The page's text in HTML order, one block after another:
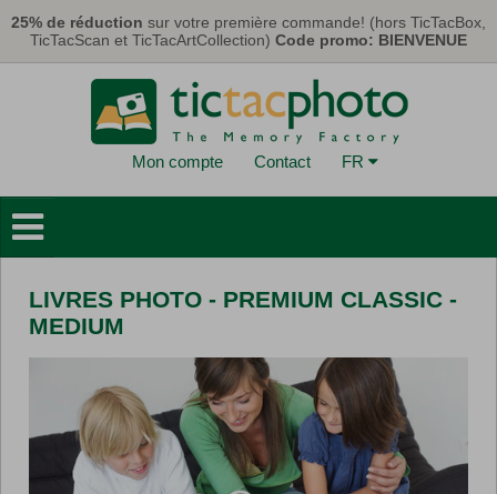
25% de réduction sur votre première commande! (hors TicTacBox,
TicTacScan et TicTacArtCollection) Code promo: BIENVENUE
Mon compte Contact FR
Déco Murales
Cartes & Calendriers
Cadeaux
TicTacBox
LIVRES PHOTO - PREMIUM CLASSIC -
MEDIUM